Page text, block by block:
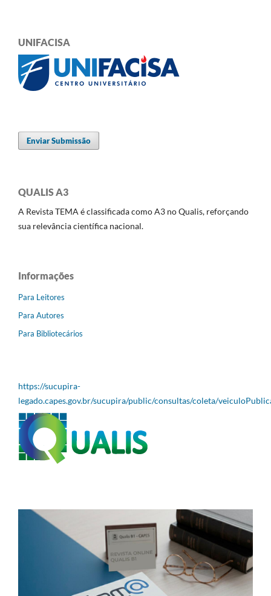
UNIFACISA
Enviar Submissão
QUALIS A3
A Revista TEMA é classificada como A3 no Qualis, reforçando
sua relevância científica nacional.
Informações
Para Leitores
Para Autores
Para Bibliotecários
https://sucupira-
legado.capes.gov.br/sucupira/public/consultas/coleta/